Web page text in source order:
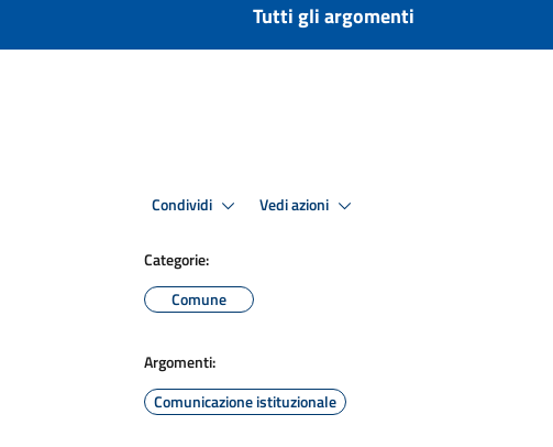
Tutti gli argomenti
Condividi Vedi azioni
Categorie:
Comune
Argomenti:
Comunicazione istituzionale